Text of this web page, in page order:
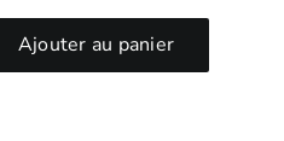
Ajouter au panier